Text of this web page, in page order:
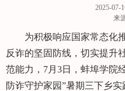
2025-
来
为积极响应国家常态化推
反诈的坚固防线，切实提升
范能力，7月3日，蚌埠学院
防诈守护家园”暑期三下乡